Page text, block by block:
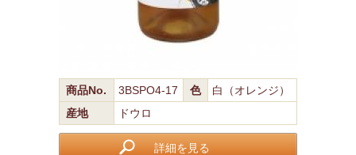
商品No. 3BSPO4-17 色
白（オレンジ）
産地
ドウロ
詳細を見る